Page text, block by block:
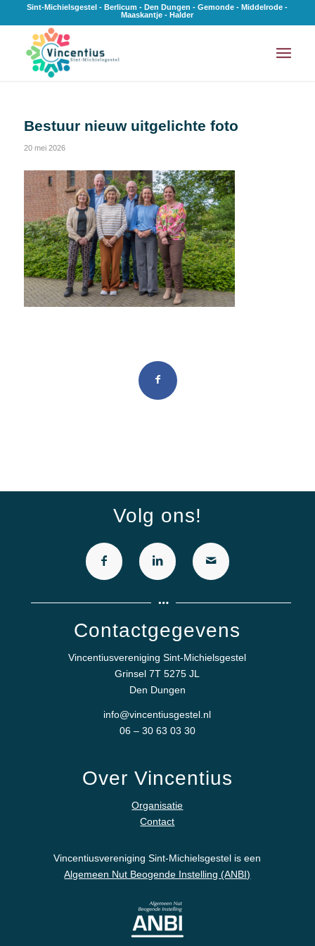
Sint-Michielsgestel - Berlicum - Den Dungen - Gemonde - Middelrode -
Maaskantje - Halder
Bestuur nieuw uitgelichte foto
20 mei 2026
Volg ons!
Contactgegevens
Vincentiusvereniging Sint-Michielsgestel
Grinsel 7T 5275 JL
Den Dungen
info@vincentiusgestel.nl
06 – 30 63 03 30
Over Vincentius
Organisatie
Contact
Vincentiusvereniging Sint-Michielsgestel is een
Algemeen Nut Beogende Instelling (ANBI)